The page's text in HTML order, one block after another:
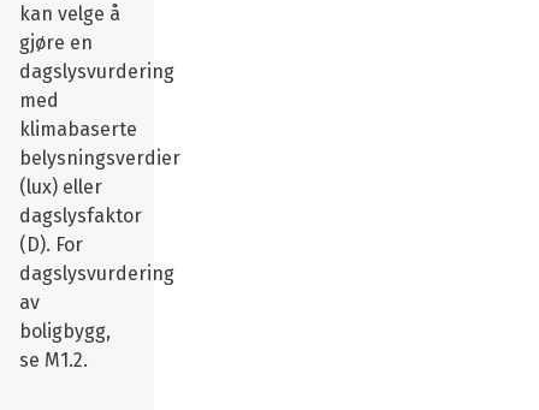
kan velge å
gjøre en
dagslysvurdering
med
klimabaserte
belysningsverdier
(lux) eller
dagslysfaktor
(D). For
dagslysvurdering
av
boligbygg,
se M1.2.